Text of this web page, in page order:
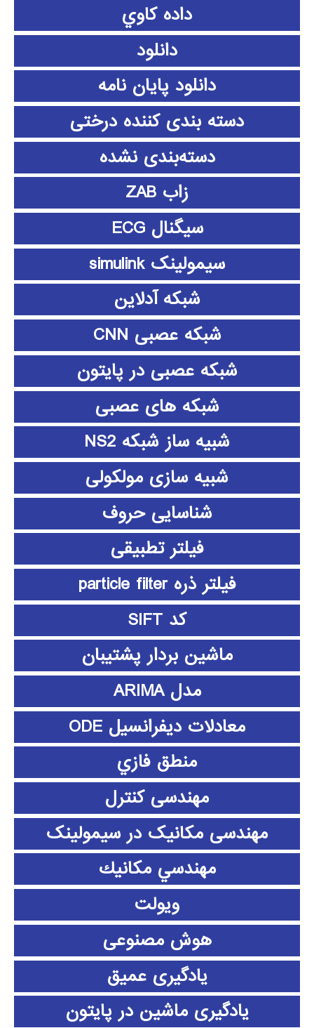
داده كاوي
دانلود
دانلود پايان نامه
دسته بندی کننده درختی
دسته‌بندی نشده
زاب ZAB
سیگنال ECG
سیمولینک simulink
شبکه آدلاین
شبکه عصبی CNN
شبکه عصبی در پایتون
شبکه های عصبی
شبیه ساز شبکه NS2
شبیه سازی مولکولی
شناسایی حروف
فیلتر تطبیقی
فیلتر ذره particle filter
کد SIFT
ماشین بردار پشتیبان
مدل ARIMA
معادلات دیفرانسیل ODE
منطق فازي
مهندسی کنترل
مهندسی مکانیک در سیمولینک
مهندسي مكانيك
ویولت
هوش مصنوعی
یادگیری عمیق
یادگیری ماشین در پایتون